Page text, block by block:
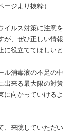
ージより抜粋）
イルス対策に注意を
が、ぜひ正しい情報
に役立ててほしいと
ル消毒液の不足の中
出来る最大限の対策
に向かっていけるよ
、来院していただい